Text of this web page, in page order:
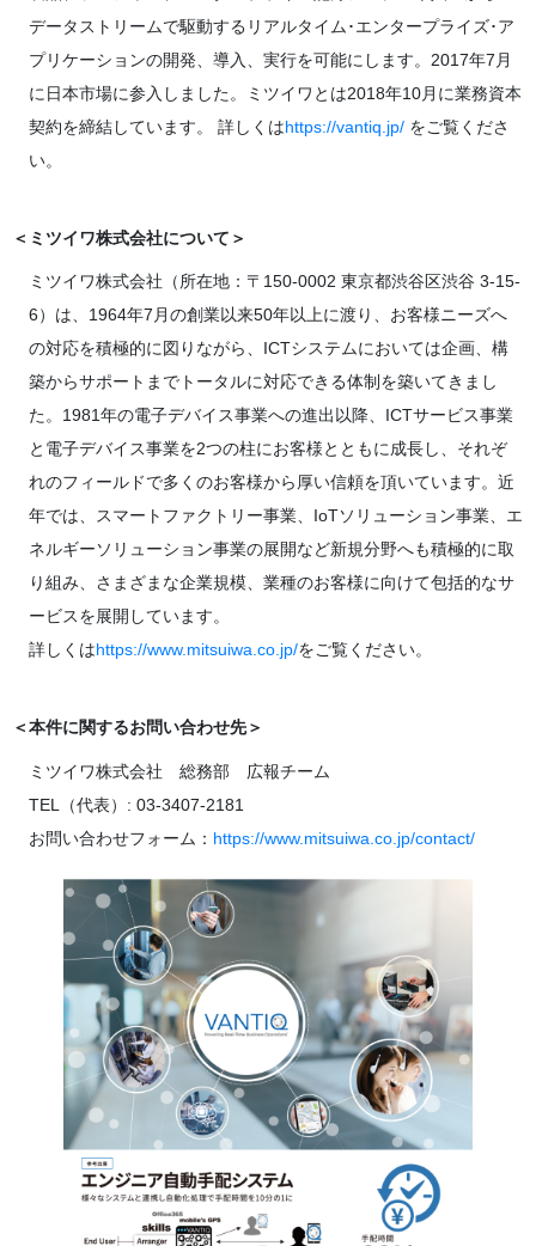
データストリームで駆動するリアルタイム･エンタープライズ･ア
プリケーションの開発、導入、実行を可能にします。2017年7月
に日本市場に参入しました。ミツイワとは2018年10月に業務資本
契約を締結しています。 詳しくはhttps://vantiq.jp/ をご覧くださ
い。
＜ミツイワ株式会社について＞
ミツイワ株式会社（所在地：〒150-0002 東京都渋谷区渋谷 3-15-
6）は、1964年7月の創業以来50年以上に渡り、お客様ニーズへ
の対応を積極的に図りながら、ICTシステムにおいては企画、構
築からサポートまでトータルに対応できる体制を築いてきまし
た。1981年の電子デバイス事業への進出以降、ICTサービス事業
と電子デバイス事業を2つの柱にお客様とともに成長し、それぞ
れのフィールドで多くのお客様から厚い信頼を頂いています。近
年では、スマートファクトリー事業、IoTソリューション事業、エ
ネルギーソリューション事業の展開など新規分野へも積極的に取
り組み、さまざまな企業規模、業種のお客様に向けて包括的なサ
ービスを展開しています。
詳しくはhttps://www.mitsuiwa.co.jp/をご覧ください。
＜本件に関するお問い合わせ先＞
ミツイワ株式会社 総務部 広報チーム
TEL（代表）: 03-3407-2181
お問い合わせフォーム： https://www.mitsuiwa.co.jp/contact/